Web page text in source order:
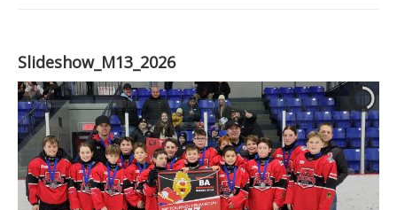
Slideshow_M13_2026